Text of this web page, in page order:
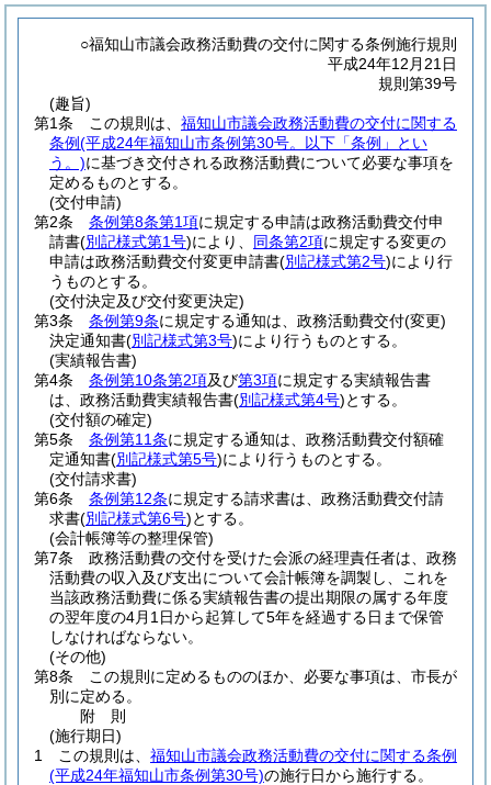
○福知山市議会政務活動費の交付に関する条例施行規則
平成24年12月21日
規則第39号
(趣旨)
第1条
この規則は、 福知山市議会政務活動費の交付に関する
条例(平成24年福知山市条例第30号。以下「条例」とい
う。)に基づき交付される政務活動費について必要な事項を
定めるものとする。
(交付申請)
第2条
条例第8条第1項に規定する申請は政務活動費交付申
請書(別記様式第1号)により、 同条第2項に規定する変更の
申請は政務活動費交付変更申請書(別記様式第2号)により行
うものとする。
(交付決定及び交付変更決定)
第3条
条例第9条に規定する通知は、政務活動費交付(変更)
決定通知書(別記様式第3号)により行うものとする。
(実績報告書)
第4条
条例第10条第2項及び第3項に規定する実績報告書
は、政務活動費実績報告書(別記様式第4号)とする。
(交付額の確定)
第5条
条例第11条に規定する通知は、政務活動費交付額確
定通知書(別記様式第5号)により行うものとする。
(交付請求書)
第6条
条例第12条に規定する請求書は、政務活動費交付請
求書(別記様式第6号)とする。
(会計帳簿等の整理保管)
第7条
政務活動費の交付を受けた会派の経理責任者は、政務
活動費の収入及び支出について会計帳簿を調製し、これを
当該政務活動費に係る実績報告書の提出期限の属する年度
の翌年度の4月1日から起算して5年を経過する日まで保管
しなければならない。
(その他)
第8条
この規則に定めるもののほか、必要な事項は、市長が
別に定める。
附 則
(施行期日)
1
この規則は、 福知山市議会政務活動費の交付に関する条例
(平成24年福知山市条例第30号)の施行日から施行する。